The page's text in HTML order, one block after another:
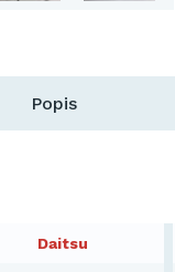
Popis
Daitsu